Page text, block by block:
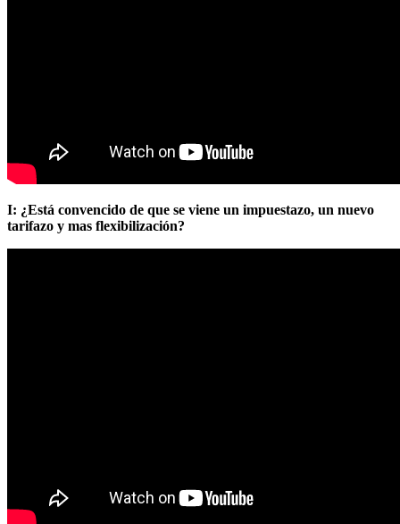
I: ¿Está convencido de que se viene un impuestazo, un nuevo
tarifazo y mas flexibilización?